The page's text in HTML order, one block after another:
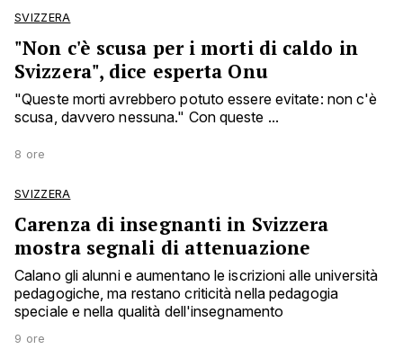
SVIZZERA
"Non c'è scusa per i morti di caldo in
Svizzera", dice esperta Onu
"Queste morti avrebbero potuto essere evitate: non c'è
scusa, davvero nessuna." Con queste ...
8 ore
SVIZZERA
Carenza di insegnanti in Svizzera
mostra segnali di attenuazione
Calano gli alunni e aumentano le iscrizioni alle università
pedagogiche, ma restano criticità nella pedagogia
speciale e nella qualità dell'insegnamento
9 ore